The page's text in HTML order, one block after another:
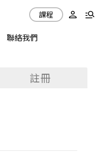
聯絡我們
課程
註冊